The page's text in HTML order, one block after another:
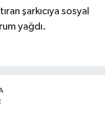
şarkıcıya sosyal
yağdı.